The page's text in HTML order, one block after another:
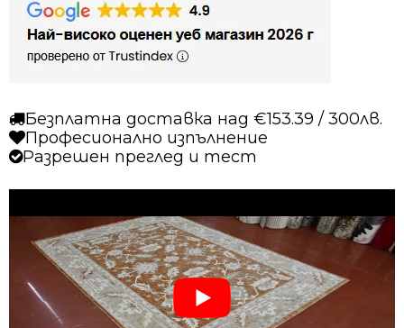
сьомга
Безплатна доставка над €153.39 / 300лв.
Професионално изпълнение
Разрешен преглед и тест